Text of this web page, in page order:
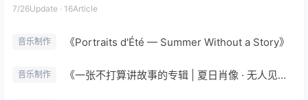
7/26Update · 16Article
音乐制作 《Portraits d'Été — Summer Without a Story》
音乐制作 《一张不打算讲故事的专辑 | 夏日肖像 · 无人见证的光》